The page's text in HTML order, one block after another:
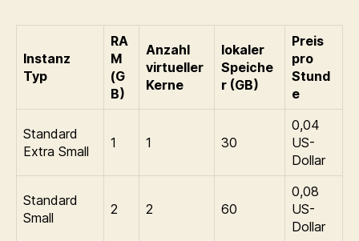
Instanz
Typ
RA
M
(G
B)
Anzahl
virtueller
Kerne
lokaler
Speiche
r (GB)
Preis
pro
Stund
e
Standard
Extra Small
1 1 30
0,04
US-
Dollar
Standard
Small
2 2 60
0,08
US-
Dollar